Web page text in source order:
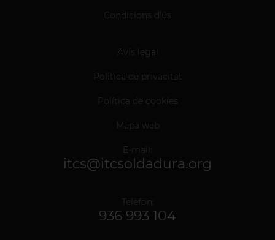
Condicions d'ús
Avís legal
Política de privacitat
Política de cookies
Mapa web
E-mail:
itcs@itcsoldadura.org
Telèfon:
936 993 104